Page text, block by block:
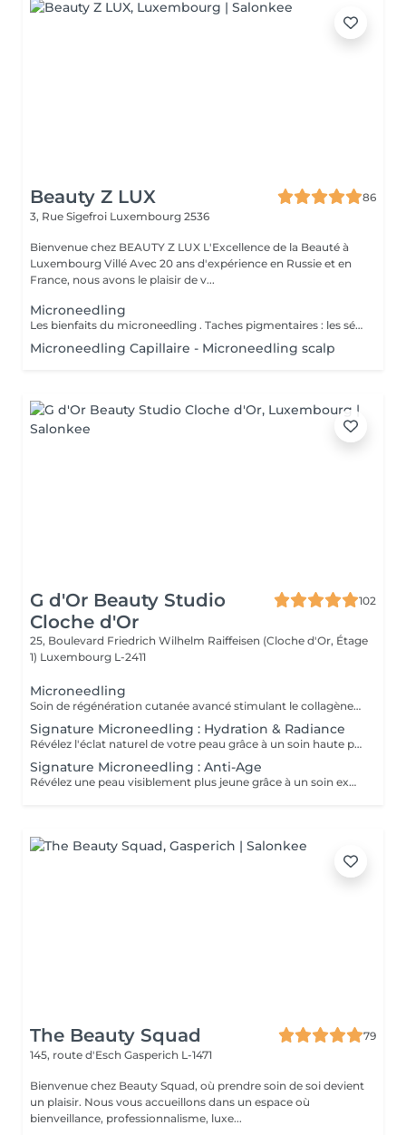
Beauty Z LUX
86
3, Rue Sigefroi Luxembourg 2536
Bienvenue chez BEAUTY Z LUX L'Excellence de la Beauté à
Luxembourg Villé Avec 20 ans d'expérience en Russie et en
France, nous avons le plaisir de v...
Microneedling
Les bienfaits du microneedling . Taches pigmentaires : les sérums éclaircissants agissent en profondeur pour un teint plus uniforme et lumineux. Acné & cicatrices : les actifs purifiants aident à réduire les imperfections, lisser la peau et favoriser la réparation. Rides & ridules : stimulation du collagène et de l'élastine pour une peau plus ferme, repulpée et visiblement rajeunie. Pores dilatés : le microneedling resserre les pores et affine le grain de peau, pour un aspect plus lisse et homogène. Résultat : une peau nette, éclatante et revitalisée, avec des améliorations visibles dès les premières séances. Benefits of Microneedling . Pigmentation spots: brightening serums work deep to even out skin tone and boost radiance. Acne & scars: purifying actives help reduce imperfections, smooth the skin, and support healing. Wrinkles & fine lines: stimulates collagen and elastin production for firmer, plumper, and younger-looking skin. Enlarged pores: microneedling helps tighten pores and refine skin texture for a smoother, more even look. The result: clearer, glowing, and revitalized skin, with visible improvements from the very first sessions.
Microneedling Capillaire - Microneedling scalp
G d'Or Beauty Studio
Cloche d'Or
102
25, Boulevard Friedrich Wilhelm Raiffeisen (Cloche d'Or, Étage
1) Luxembourg L-2411
Microneedling
Soin de régénération cutanée avancé stimulant le collagène et l'élastine par micro-perforations contrôlées. Il affine le grain de peau, ravive l'éclat et améliore visiblement les signes de l'âge et les irrégularités.
Signature Microneedling : Hydration & Radiance
Révélez l'éclat naturel de votre peau grâce à un soin haute performance aux résultats visibles. Une exfoliation Aqua Peel avec la technologie Skin Station nettoie en profondeur, élimine les impuretés et ravive instantanément l'éclat. Le microneedling stimule ensuite la régénération cutanée et optimise la pénétration des actifs. Enrichi en peptides intelligents HydroPeptide issus de biotechnologies avancées et boosté par la luminothérapie, ce soin cible l'hydratation et la revitalisation au cur de la peau. Résultat : une peau plus lisse, repulpée et intensément lumineuse dès la première séance.
Signature Microneedling : Anti-Age
Révélez une peau visiblement plus jeune grâce à un soin expert haute performance. Une exfoliation Aqua Peel avec la technologie Skin Station relance le renouvellement cellulaire, nettoie en profondeur et ravive l'éclat. Le microneedling stimule la production naturelle de collagène pour une peau plus ferme et régénérée. Enrichi en peptides nouvelle génération HydroPeptide, reconnus pour leur efficacité anti-âge, et boosté par la luminothérapie, ce soin lisse, raffermit et revitalise intensément la peau. Résultat : une peau plus ferme, lisse et visiblement rajeunie dès les premières séance.
The Beauty Squad
79
145, route d'Esch Gasperich L-1471
Bienvenue chez Beauty Squad, où prendre soin de soi devient
un plaisir. Nous vous accueillons dans un espace où
bienveillance, professionnalisme, luxe...